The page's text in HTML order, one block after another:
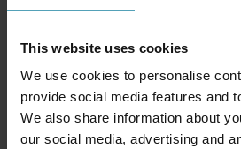
This website uses cookies
We use cookies to personalise
provide social media features and
We also share information about
our social media, advertising and